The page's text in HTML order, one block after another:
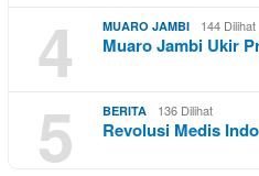
4 MUARO JAMBI 144 Dilihat
Muaro Jambi Ukir
5 BERITA 136 Dilihat
Revolusi Medis